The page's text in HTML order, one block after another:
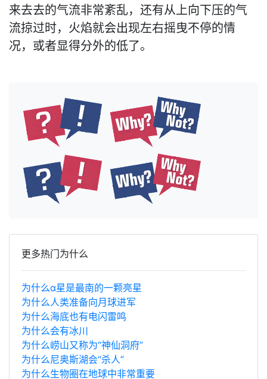
来去去的气流非常紊乱，还有从上向下压的气
流掠过时，火焰就会出现左右摇曳不停的情
况，或者显得分外的低了。
更多热门为什么
为什么α星是最南的一颗亮星
为什么人类准备向月球进军
为什么海底也有电闪雷鸣
为什么会有冰川
为什么崂山又称为“神仙洞府”
为什么尼奥斯湖会“杀人”
为什么生物圈在地球中非常重要